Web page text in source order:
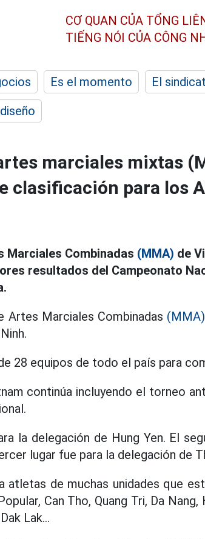
CƠ QUAN CỦA TỔNG
TIẾNG NÓI CỦA CÔNG
Es el momento El
marciales mixtas
clasificación para los
Marciales Combinadas (MMA) de
resultados del Campeonato
Artes Marciales Combinadas (MMA)
28 equipos de todo el país para
continúa incluyendo el torneo
la delegación de Hung Yen. El
lugar fue para la delegación de
de muchas unidades que
Can Tho, Quang Tri, Da Nang,
Lak...